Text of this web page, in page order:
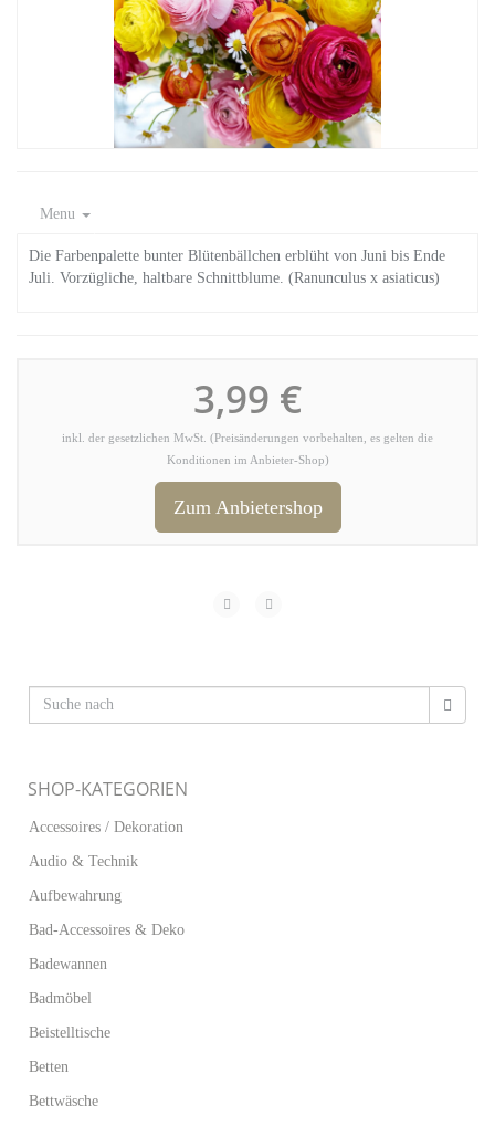
Menu
Die Farbenpalette bunter Blütenbällchen erblüht von Juni bis Ende
Juli. Vorzügliche, haltbare Schnittblume. (Ranunculus x asiaticus)
3,99 €
inkl. der gesetzlichen MwSt. (Preisänderungen vorbehalten, es gelten die
Konditionen im Anbieter-Shop)
Zum Anbietershop
SHOP-KATEGORIEN
Accessoires / Dekoration
Audio & Technik
Aufbewahrung
Bad-Accessoires & Deko
Badewannen
Badmöbel
Beistelltische
Betten
Bettwäsche